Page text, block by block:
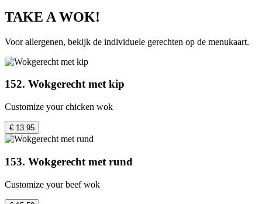
TAKE A WOK!
Voor allergenen, bekijk de individuele gerechten op de menukaart.
152. Wokgerecht met kip
Customize your chicken wok
€ 13.95
153. Wokgerecht met rund
Customize your beef wok